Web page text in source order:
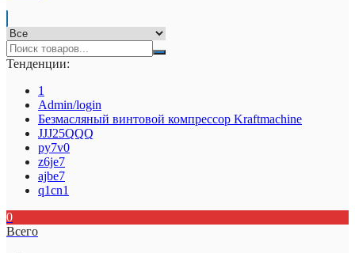
Тенденции:
1
Admin/login
Безмасляный винтовой компрессор Kraftmaсhine
JJJ25QQQ
py7v0
z6je7
ajbe7
q1cn1
0
Всего